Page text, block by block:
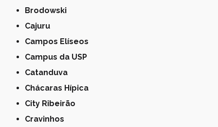
Brodowski
Cajuru
Campos Elíseos
Campus da USP
Catanduva
Chácaras Hípica
City Ribeirão
Cravinhos